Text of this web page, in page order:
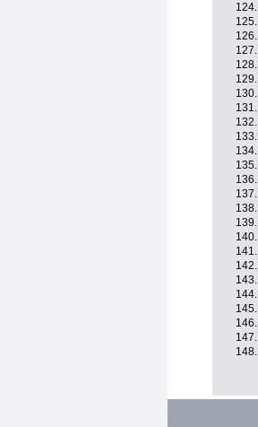
124.
125.
126.
127.
128.
129.
130.
131.
132.
133.
134.
135.
136.
137.
138.
139.
140.
141.
142.
143.
144.
145.
146.
147.
148.